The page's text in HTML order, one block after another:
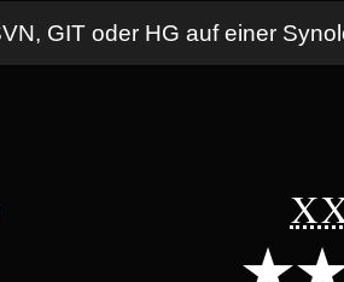
GIT oder HG auf einer